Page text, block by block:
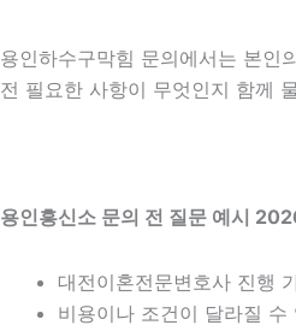
용인하수구막힘 문의에서는 본인
전 필요한 사항이 무엇인지 함께
용인흥신소 문의 전 질문 예시
대전이혼전문변호사 진행
비용이나 조건이 달라질 수